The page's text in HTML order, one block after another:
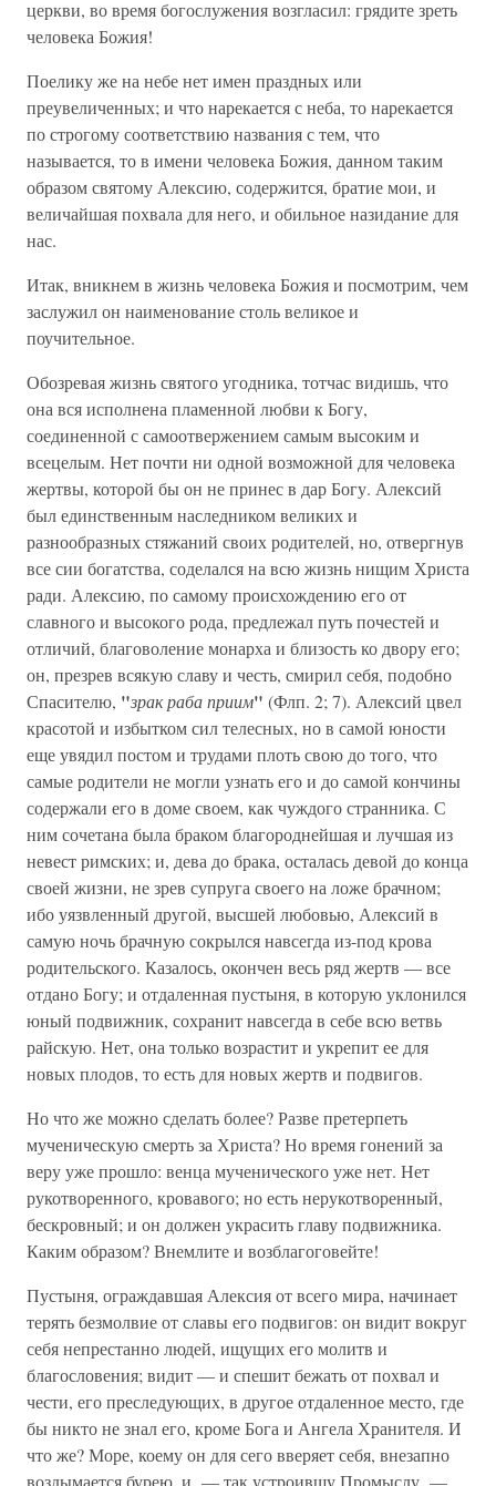
церкви, во время богослужения возгласил: грядите зреть
человека Божия!
Поелику же на небе нет имен праздных или
преувеличенных; и что нарекается с неба, то нарекается
по строгому соответствию названия с тем, что
называется, то в имени человека Божия, данном таким
образом святому Алексию, содержится, братие мои, и
величайшая похвала для него, и обильное назидание для
нас.
Итак, вникнем в жизнь человека Божия и посмотрим, чем
заслужил он наименование столь великое и
поучительное.
Обозревая жизнь святого угодника, тотчас видишь, что
она вся исполнена пламенной любви к Богу,
соединенной с самоотвержением самым высоким и
всецелым. Нет почти ни одной возможной для человека
жертвы, которой бы он не принес в дар Богу. Алексий
был единственным наследником великих и
разнообразных стяжаний своих родителей, но, отвергнув
все сии богатства, соделался на всю жизнь нищим Христа
ради. Алексию, по самому происхождению его от
славного и высокого рода, предлежал путь почестей и
отличий, благоволение монарха и близость ко двору его;
он, презрев всякую славу и честь, смирил себя, подобно
Спасителю, "зрак раба приим" (Флп. 2; 7). Алексий цвел
красотой и избытком сил телесных, но в самой юности
еще увядил постом и трудами плоть свою до того, что
самые родители не могли узнать его и до самой кончины
содержали его в доме своем, как чуждого странника. С
ним сочетана была браком благороднейшая и лучшая из
невест римских; и, дева до брака, осталась девой до конца
своей жизни, не зрев супруга своего на ложе брачном;
ибо уязвленный другой, высшей любовью, Алексий в
самую ночь брачную сокрылся навсегда из-под крова
родительского. Казалось, окончен весь ряд жертв — все
отдано Богу; и отдаленная пустыня, в которую уклонился
юный подвижник, сохранит навсегда в себе всю ветвь
райскую. Нет, она только возрастит и укрепит ее для
новых плодов, то есть для новых жертв и подвигов.
Но что же можно сделать более? Разве претерпеть
мученическую смерть за Христа? Но время гонений за
веру уже прошло: венца мученического уже нет. Нет
рукотворенного, кровавого; но есть нерукотворенный,
бескровный; и он должен украсить главу подвижника.
Каким образом? Внемлите и возблагоговейте!
Пустыня, ограждавшая Алексия от всего мира, начинает
терять безмолвие от славы его подвигов: он видит вокруг
себя непрестанно людей, ищущих его молитв и
благословения; видит — и спешит бежать от похвал и
чести, его преследующих, в другое отдаленное место, где
бы никто не знал его, кроме Бога и Ангела Хранителя. И
что же? Море, коему он для сего вверяет себя, внезапно
воздымается бурею, и, — так устроившу Промыслу, —